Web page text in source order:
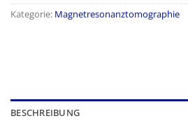
Kategorie: Magnetresonanztomographie
BESCHREIBUNG